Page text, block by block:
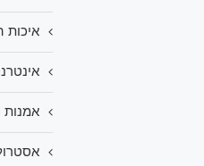
איכות
אמנות